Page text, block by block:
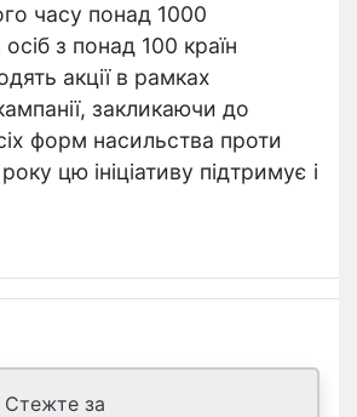
часу понад 1000
осіб з понад 100 країн
акції в рамках
закликаючи до
форм насильства проти
цю ініціативу підтримує і
Стежте за